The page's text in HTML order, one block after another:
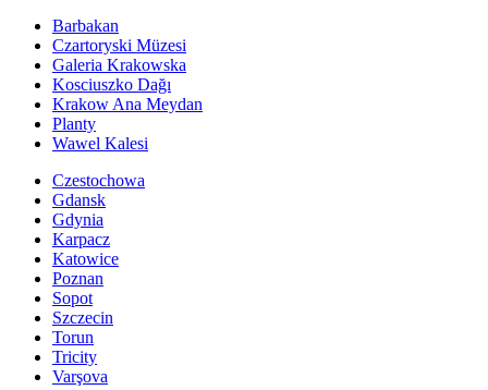
Barbakan
Czartoryski Müzesi
Galeria Krakowska
Kosciuszko Dağı
Krakow Ana Meydan
Planty
Wawel Kalesi
Czestochowa
Gdansk
Gdynia
Karpacz
Katowice
Poznan
Sopot
Szczecin
Torun
Tricity
Varşova